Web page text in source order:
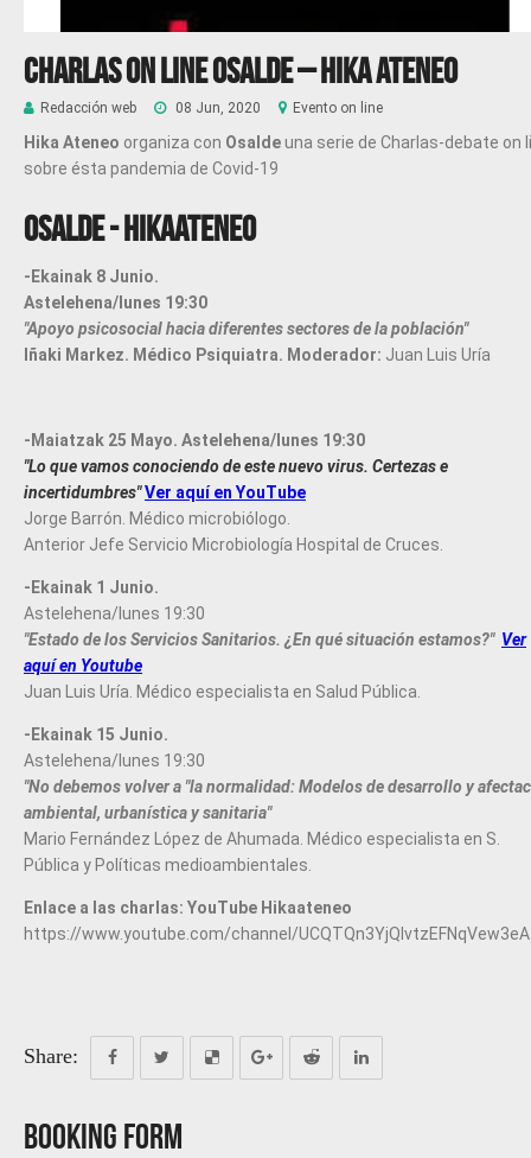
Charlas on line OSALDE – HIKA ATENEO
Redacción web 08 Jun, 2020 Evento on line
Hika Ateneo organiza con Osaldeuna serie de Charlas-debate on
sobre ésta pandemia de Covid-19
OSALDE - HIKAATENEO
-Ekainak 8 Junio.
Astelehena/lunes 19:30
"Apoyo psicosocial hacia diferentes sectores de la población"
Iñaki Markez. Médico Psiquiatra. Moderador: Juan Luis Uría
-Maiatzak 25 Mayo. Astelehena/lunes 19:30
"Lo que vamos conociendo de este nuevo virus. Certezas e
incertidumbres"Ver aquí en YouTube
Jorge Barrón. Médico microbiólogo.
Anterior Jefe Servicio Microbiología Hospital de Cruces.
-Ekainak 1 Junio.
Astelehena/lunes 19:30
"Estado de los Servicios Sanitarios. ¿En qué situación estamos?" Ver
aquí en Youtube
Juan Luis Uría. Médico especialista en Salud Pública.
-Ekainak 15 Junio.
Astelehena/lunes 19:30
"No debemos volver a "la normalidad: Modelos de desarrollo y
ambiental, urbanística y sanitaria"
Mario Fernández López de Ahumada. Médico especialista en S.
Pública y Políticas medioambientales.
Enlace a las charlas: YouTube Hikaateneo
https://www.youtube.com/channel/UCQTQn3YjQlvtzEFNqVew3eA
Share:
Booking Form